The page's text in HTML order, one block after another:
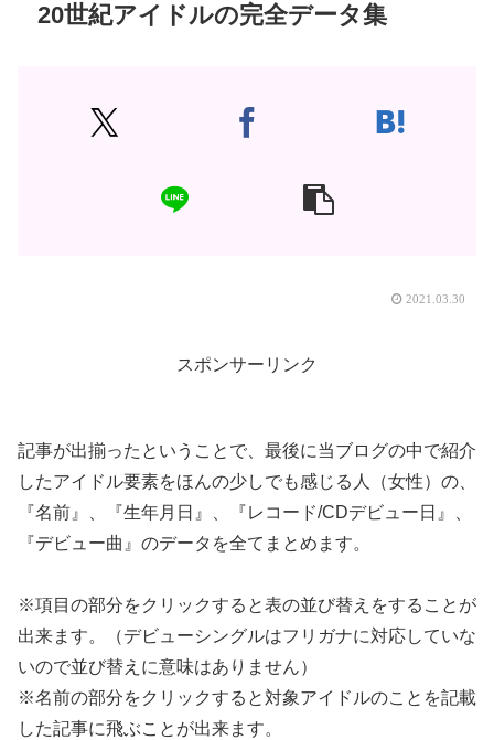
20世紀アイドルの完全データ集
2021.03.30
スポンサーリンク
記事が出揃ったということで、最後に当ブログの中で紹介
したアイドル要素をほんの少しでも感じる人（女性）の、
『名前』、『生年月日』、『レコード/CDデビュー日』、
『デビュー曲』のデータを全てまとめます。
※項目の部分をクリックすると表の並び替えをすることが
出来ます。（デビューシングルはフリガナに対応していな
いので並び替えに意味はありません）
※名前の部分をクリックすると対象アイドルのことを記載
した記事に飛ぶことが出来ます。